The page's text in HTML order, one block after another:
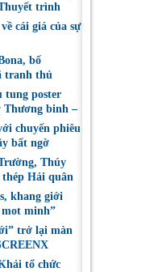
trình
cái giá của sự
bố
tranh thủ
tung poster
Thương binh –
chuyến phiêu
bất ngờ
Thúy
Hải quân
khang giới
mot minh”
trở lại màn
tổ chức